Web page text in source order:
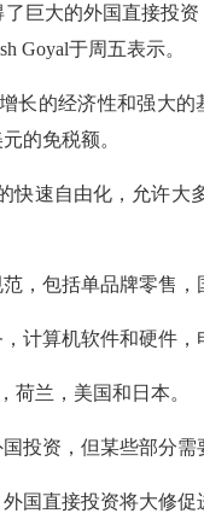
巨大的外国直接投
Goyal于周五表示。
长的经济性和强大
的免税额。
快速自由化，允许大
，包括单品牌零售
计算机软件和硬件
荷兰，美国和日本。
投资，但某些部分需
国直接投资将大修